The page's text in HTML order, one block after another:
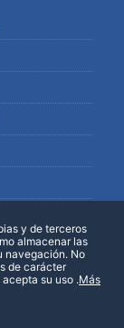
y de terceros
almacenar las
navegación. No
de carácter
su uso .Más